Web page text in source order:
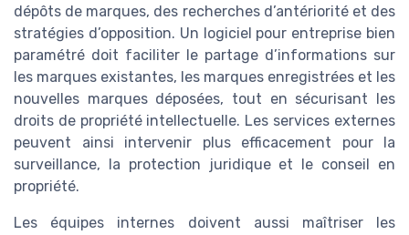
dépôts de marques, des recherches d’antériorité et des
stratégies d’opposition. Un logiciel pour entreprise bien
paramétré doit faciliter le partage d’informations sur
les marques existantes, les marques enregistrées et les
nouvelles marques déposées, tout en sécurisant les
droits de propriété intellectuelle. Les services externes
peuvent ainsi intervenir plus efficacement pour la
surveillance, la protection juridique et le conseil en
propriété.
Les équipes internes doivent aussi maîtriser les